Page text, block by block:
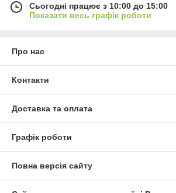
Сьогодні працює з 10:00 до 15:00
Показати весь графік роботи
Про нас
Контакти
Доставка та оплата
Графік роботи
Повна версія сайту